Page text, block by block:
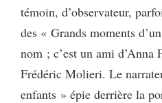
témoin, d’observateur,
des « Grands moments
nom ; c’est un ami d’Anna
Frédéric Molieri. Le
enfants » épie derrière la